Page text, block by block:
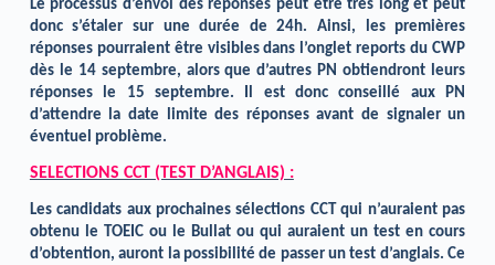
Le processus d’envoi des réponses peut être très long et peut
donc s’étaler sur une durée de 24h. Ainsi, les premières
réponses pourraient être visibles dans l’onglet reports du CWP
dès le 14 septembre, alors que d’autres PN obtiendront leurs
réponses le 15 septembre. Il est donc conseillé aux PN
d’attendre la date limite des réponses avant de signaler un
éventuel problème.
SELECTIONS CCT (TEST D’ANGLAIS) :
Les candidats aux prochaines sélections CCT qui n’auraient pas
obtenu le TOEIC ou le Bullat ou qui auraient un test en cours
d’obtention, auront la possibilité de passer un test d’anglais. Ce